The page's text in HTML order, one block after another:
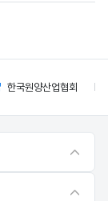
한국원양산업협회